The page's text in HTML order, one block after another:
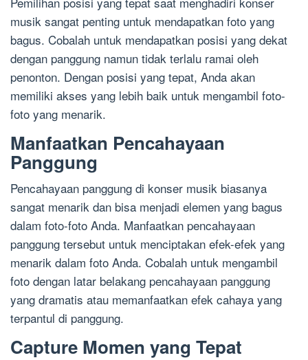
musik sangat penting untuk mendapatkan foto yang
bagus. Cobalah untuk mendapatkan posisi yang dekat
dengan panggung namun tidak terlalu ramai oleh
penonton. Dengan posisi yang tepat, Anda akan
memiliki akses yang lebih baik untuk mengambil foto-
foto yang menarik.
Manfaatkan Pencahayaan
Panggung
Pencahayaan panggung di konser musik biasanya
sangat menarik dan bisa menjadi elemen yang bagus
dalam foto-foto Anda. Manfaatkan pencahayaan
panggung tersebut untuk menciptakan efek-efek yang
menarik dalam foto Anda. Cobalah untuk mengambil
foto dengan latar belakang pencahayaan panggung
yang dramatis atau memanfaatkan efek cahaya yang
terpantul di panggung.
Capture Momen yang Tepat